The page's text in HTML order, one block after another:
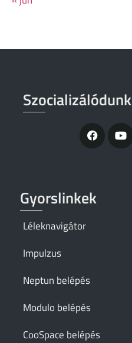
Szocializálódunk
Gyorslinkek
Léleknavigátor
Impulzus
Neptun belépés
Modulo belépés
CooSpace belépés